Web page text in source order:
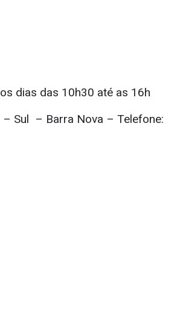
dias das 10h30 até as 16h
– Sul – Barra Nova – Telefone: